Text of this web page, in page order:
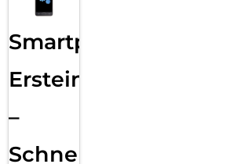
Smartphone
Ersteinrichtung
–
Schnelle